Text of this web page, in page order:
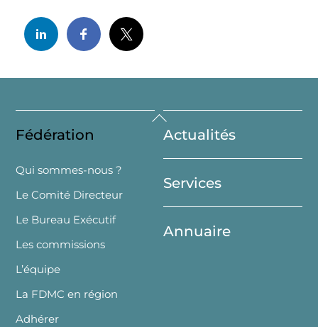
Back
To
Top
Fédération
Qui sommes-nous ?
Le Comité Directeur
Le Bureau Exécutif
Les commissions
L’équipe
La FDMC en région
Adhérer
Actualités
Services
Annuaire